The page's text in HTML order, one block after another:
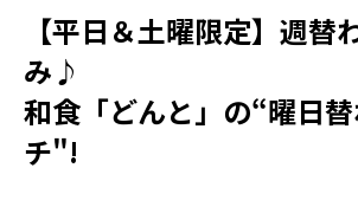
【平日＆土曜限定】週替
み♪
和食「どんと」の“曜日
チ"!